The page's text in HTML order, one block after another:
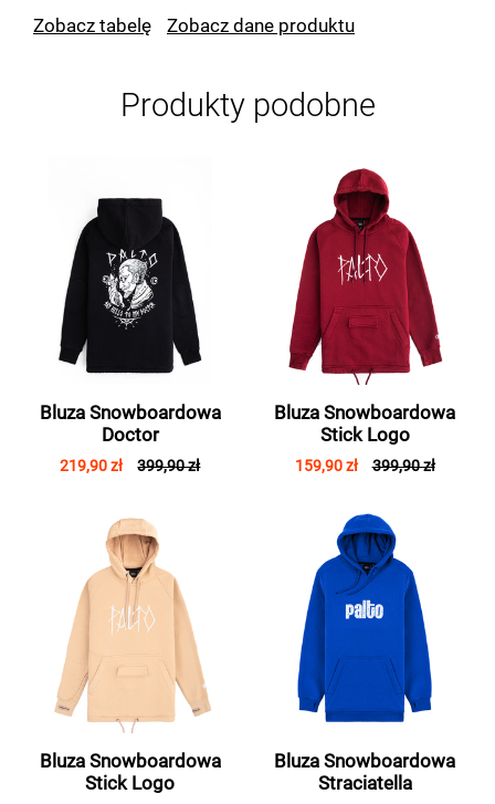
Zobacz tabelę Zobacz dane produktu
Produkty podobne
Bluza Snowboardowa
Doctor
219,90 zł 399,90 zł
Bluza Snowboardowa
Stick Logo
159,90 zł 399,90 zł
Bluza Snowboardowa
Stick Logo
Bluza Snowboardowa
Straciatella